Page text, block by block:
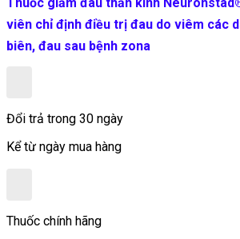
viên chỉ định điều trị đau do viêm các
biên, đau sau bệnh zona
Đổi trả trong 30 ngày
Kể từ ngày mua hàng
Thuốc chính hãng